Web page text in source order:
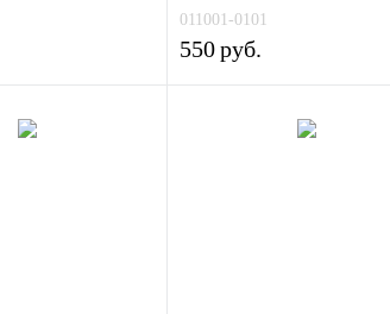
011001-0101
550руб.